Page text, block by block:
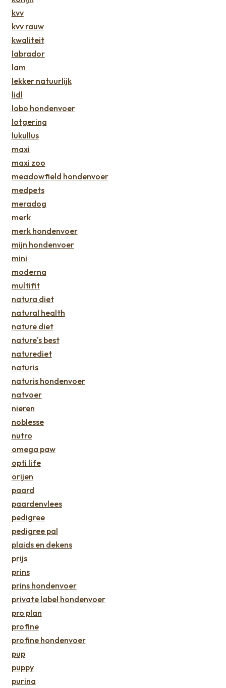
kvv
kvv rauw
kwaliteit
labrador
lam
lekker natuurlijk
lidl
lobo hondenvoer
lotgering
lukullus
maxi
maxi zoo
meadowfield hondenvoer
medpets
meradog
merk
merk hondenvoer
mijn hondenvoer
mini
moderna
multifit
natura diet
natural health
nature diet
nature's best
naturediet
naturis
naturis hondenvoer
natvoer
nieren
noblesse
nutro
omega paw
opti life
orijen
paard
paardenvlees
pedigree
pedigree pal
plaids en dekens
prijs
prins
prins hondenvoer
private label hondenvoer
pro plan
profine
profine hondenvoer
pup
puppy
purina